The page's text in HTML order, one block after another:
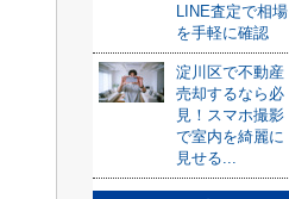
LINE査定で相場
を手軽に確認
淀川区で不動産
売却するなら必
見！スマホ撮影
で室内を綺麗に
見せる...